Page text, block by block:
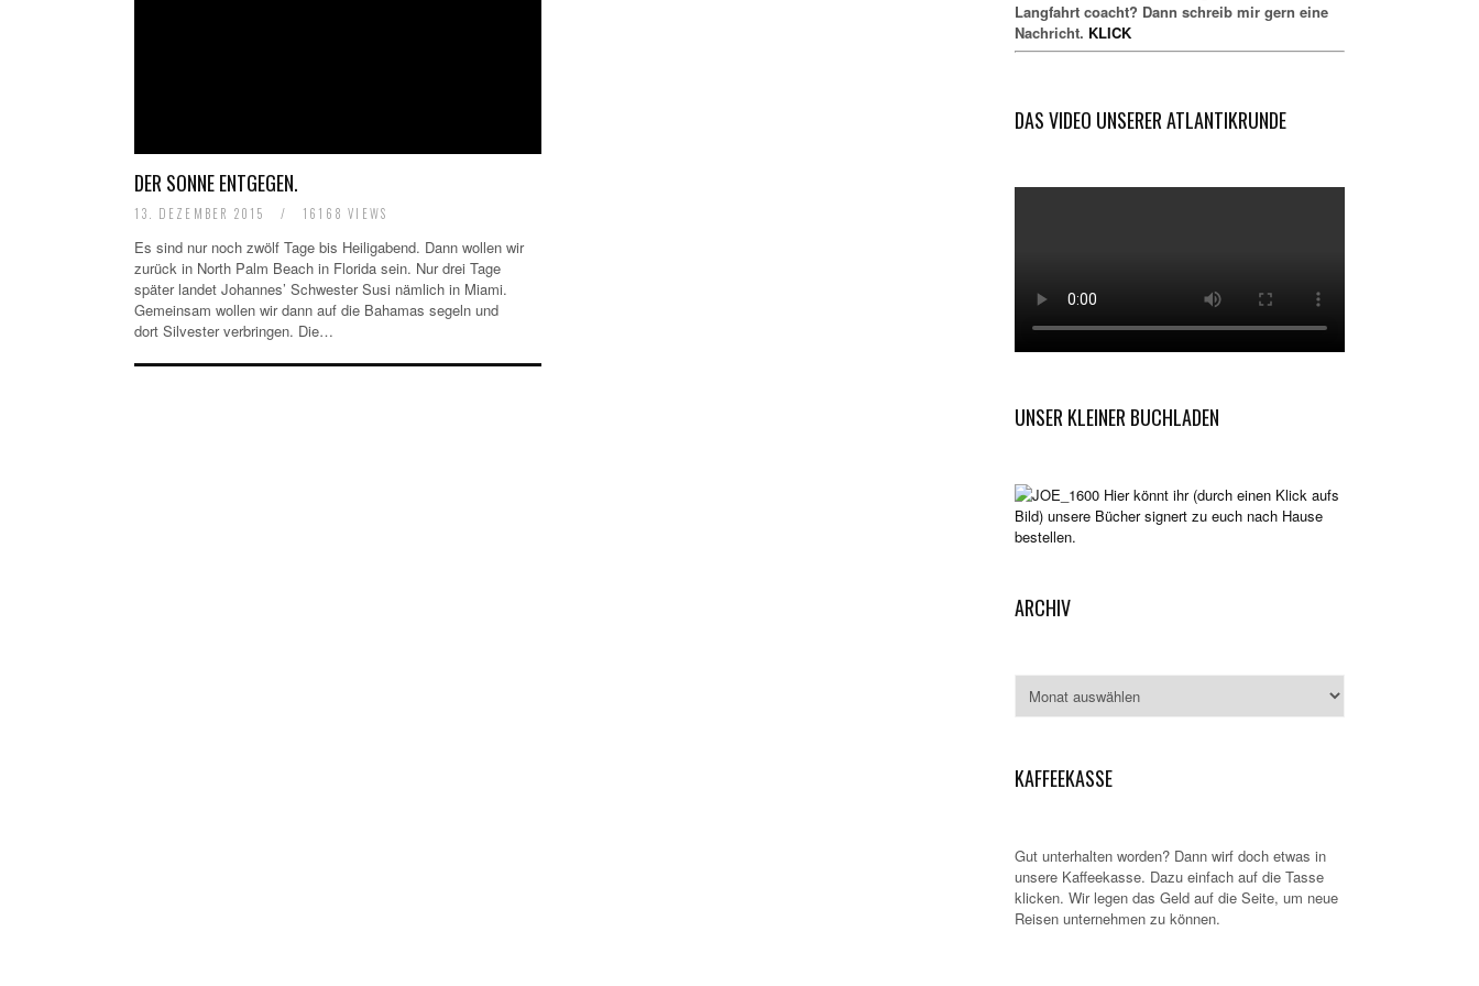
DER SONNE ENTGEGEN.
13. DEZEMBER 2015 / 16168 VIEWS
Es sind nur noch zwölf Tage bis Heiligabend. Dann wollen wir
zurück in North Palm Beach in Florida sein. Nur drei Tage
später landet Johannes’ Schwester Susi nämlich in Miami.
Gemeinsam wollen wir dann auf die Bahamas segeln und
dort Silvester verbringen. Die…
Langfahrt coacht? Dann schreib mir gern eine
Nachricht. KLICK
DAS VIDEO UNSERER ATLANTIKRUNDE
UNSER KLEINER BUCHLADEN
Hier könnt ihr (durch einen Klick aufs
Bild) unsere Bücher signert zu euch nach Hause
bestellen.
ARCHIV
KAFFEEKASSE
Gut unterhalten worden? Dann wirf doch etwas in
unsere Kaffeekasse. Dazu einfach auf die Tasse
klicken. Wir legen das Geld auf die Seite, um neue
Reisen unternehmen zu können.